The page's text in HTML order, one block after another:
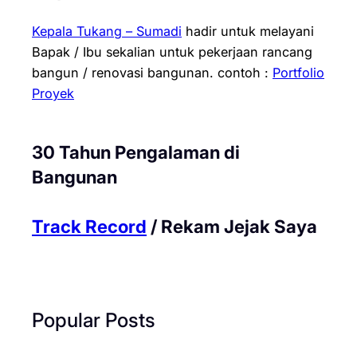
Kepala Tukang – Sumadi hadir untuk melayani
Bapak / Ibu sekalian untuk pekerjaan rancang
bangun / renovasi bangunan. contoh : Portfolio
Proyek
30 Tahun Pengalaman di
Bangunan
Track Record / Rekam Jejak Saya
Popular Posts